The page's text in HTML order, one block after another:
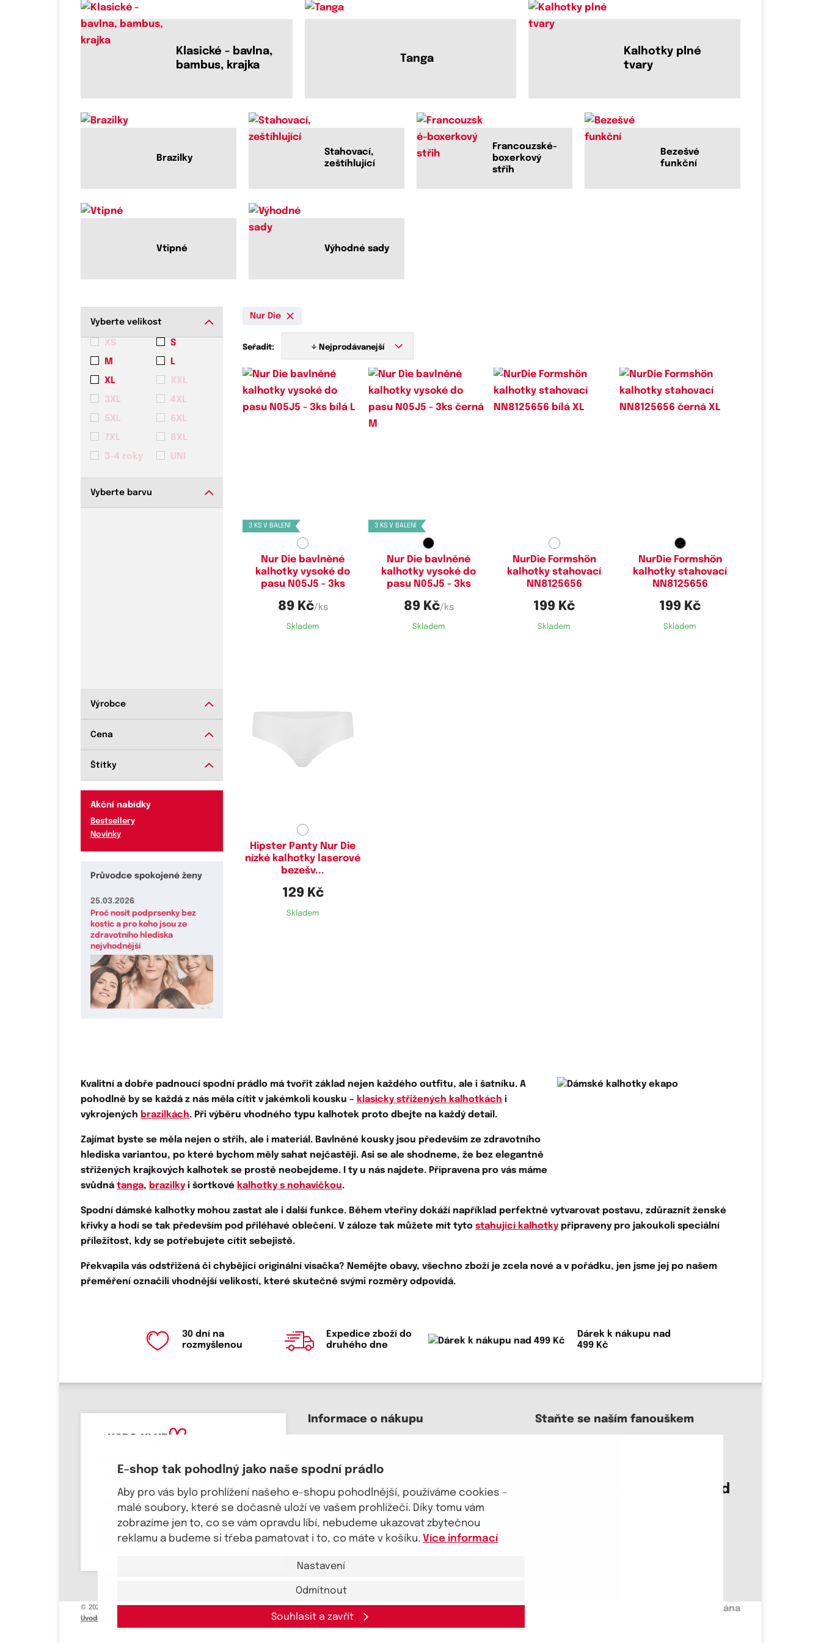
E-shop tak pohodlný jako naše spodní prádlo
Aby pro vás bylo prohlížení našeho e-shopu pohodlnější, používáme cookies –
malé soubory, které se dočasně uloží ve vašem prohlížeči. Díky tomu vám
zobrazíme jen to, co se vám opravdu líbí, nebudeme ukazovat zbytečnou
reklamu a budeme si třeba pamatovat i to, co máte v košíku. Více informací
Nastavení
Odmítnout
Souhlasit a zavřít
Klasické - bavlna,
bambus, krajka
Tanga
Kalhotky plné
tvary
Brazilky
Stahovací,
zeštíhlující
Francouzské-
boxerkový
střih
Bezešvé
funkční
Vtipné Výhodné sady
Vyberte barvu
Vyberte velikost
XS
S
M
L
XL
XXL
3XL
4XL
5XL
6XL
7XL
8XL
3-4 roky
UNI
Výrobce
Cena
Štítky
Akční nabídky
Bestsellery
Novinky
Průvodce spokojené ženy
25.03.2026
Proč nosit podprsenky bez
kostic a pro koho jsou ze
zdravotního hlediska
nejvhodnější
Nur Die
Seřadit: Nejprodávanejší
3 KS V BALENÍ
Nur Die bavlněné
kalhotky vysoké do
pasu N05J5 - 3ks
89 Kč/ks
Skladem
3 KS V BALENÍ
Nur Die bavlněné
kalhotky vysoké do
pasu N05J5 - 3ks
89 Kč/ks
Skladem
NurDie Formshön
kalhotky stahovací
NN8125656
199 Kč
Skladem
NurDie Formshön
kalhotky stahovací
NN8125656
199 Kč
Skladem
S,
L
Hipster Panty Nur Die
nízké kalhotky laserové
bezešv...
129 Kč
Skladem
Kvalitní a dobře padnoucí spodní prádlo má tvořit základ nejen každého outfitu, ale i šatníku. A
pohodlně by se každá z nás měla cítit v jakémkoli kousku – klasicky střižených kalhotkách i
vykrojených brazilkách. Při výběru vhodného typu kalhotek proto dbejte na každý detail.
Zajímat byste se měla nejen o střih, ale i materiál. Bavlněné kousky jsou především ze zdravotního
hlediska variantou, po které bychom měly sahat nejčastěji. Asi se ale shodneme, že bez elegantně
střižených krajkových kalhotek se prostě neobejdeme. I ty u nás najdete. Připravena pro vás máme
svůdná tanga, brazilky i šortkové kalhotky s nohavičkou.
Spodní dámské kalhotky mohou zastat ale i další funkce. Během vteřiny dokáží například perfektně vytvarovat postavu, zdůraznit ženské
křivky a hodí se tak především pod přiléhavé oblečení. V záloze tak můžete mít tyto stahující kalhotky připraveny pro jakoukoli speciální
příležitost, kdy se potřebujete cítit sebejistě.
Překvapila vás odstřižená či chybějící originální visačka? Nemějte obavy, všechno zboží je zcela nové a v pořádku, jen jsme jej po našem
přeměření označili vhodnější velikostí, které skutečně svými rozměry odpovídá.
30 dní na
rozmyšlenou
Expedice zboží do
druhého dne
Dárek k nákupu nad
499 Kč
novinkách a slevových akcích jako
první! Pošleme Vámkupón na 100 Kč a
dárek k svátku a narozeninám.
Chci se přihlásit
Informace o nákupu
Kariéra
Doprava, platba
Velkoobchod
Vrácení zboží, reklamace
Obchodní podmínky
Staňte se naším fanouškem
Jsme důvěryhodný obchod
© 2026, eKAPO
Úvodní strana
Kontakt a pomoc